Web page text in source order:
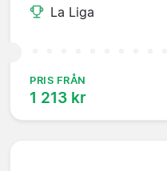
La Liga
PRIS FRÅN
1 213 kr